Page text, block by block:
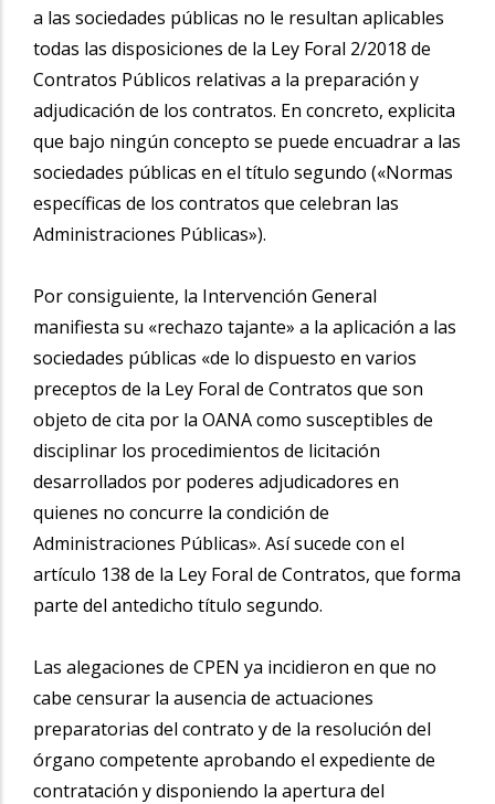
a las sociedades públicas no le resultan aplicables
todas las disposiciones de la Ley Foral 2/2018 de
Contratos Públicos relativas a la preparación y
adjudicación de los contratos. En concreto, explicita
que bajo ningún concepto se puede encuadrar a las
sociedades públicas en el título segundo («Normas
específicas de los contratos que celebran las
Administraciones Públicas»).
Por consiguiente, la Intervención General
manifiesta su «rechazo tajante» a la aplicación a las
sociedades públicas «de lo dispuesto en varios
preceptos de la Ley Foral de Contratos que son
objeto de cita por la OANA como susceptibles de
disciplinar los procedimientos de licitación
desarrollados por poderes adjudicadores en
quienes no concurre la condición de
Administraciones Públicas». Así sucede con el
artículo 138 de la Ley Foral de Contratos, que forma
parte del antedicho título segundo.
Las alegaciones de CPEN ya incidieron en que no
cabe censurar la ausencia de actuaciones
preparatorias del contrato y de la resolución del
órgano competente aprobando el expediente de
contratación y disponiendo la apertura del